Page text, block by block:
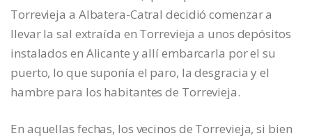
Torrevieja a Albatera-Catral decidió comenzar a
llevar la sal extraída en Torrevieja a unos depósitos
instalados en Alicante y allí embarcarla por el su
puerto, lo que suponía el paro, la desgracia y el
hambre para los habitantes de Torrevieja.
En aquellas fechas, los vecinos de Torrevieja, si bien